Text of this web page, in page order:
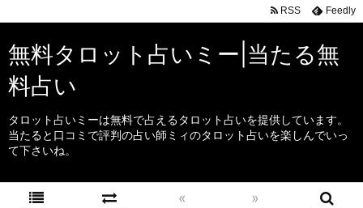
無料タロット占いミー|当たる無
料占い
タロット占いミーは無料で占えるタロット占いを提供しています。
当たると口コミで評判の占い師ミィのタロット占いを楽しんでいっ
て下さいね。
« »
RSS Feedly